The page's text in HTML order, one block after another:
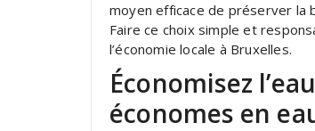
moyen efficace de préserver
Faire ce choix simple et
l’économie locale à Bruxelles.
Économisez
économes en